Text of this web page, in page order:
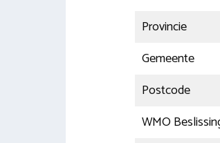
Provincie
Gemeente
Postcode
WMO